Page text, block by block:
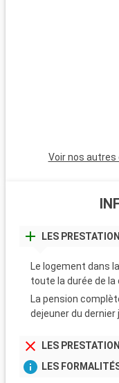
d'art et d'histoire,
Voir nos autres
LES
Le logement dans
toute la durée de la
La pension
dejeuner du
LES
LES